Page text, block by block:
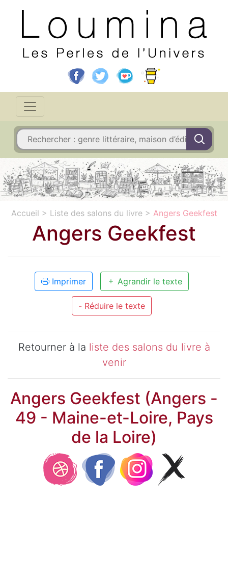
Accueil > Liste des salons du livre> Angers Geekfest
Angers Geekfest
Imprimer Agrandir le texte
- Réduire le texte
Retourner à la liste des salons du livre à
venir
Angers Geekfest (Angers -
49 - Maine-et-Loire, Pays
de la Loire)